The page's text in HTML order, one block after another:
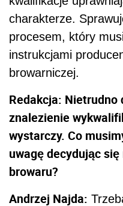
browaru?
Andrzej Najda:
odpowiednie
wcześniej działało
przystosować. Jeśli
potrzebujemy nie
Potrzebujemy
także magazynu,
kanalizacyjną i